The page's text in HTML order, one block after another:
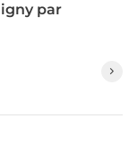
par